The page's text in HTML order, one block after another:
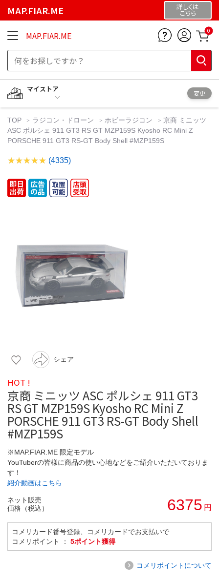
MAP.FIAR.ME 詳しくは
こちら
MAP.FIAR.ME 0
マイストア
変更
TOP ラジコン・ドローン ホビーラジコン
京商 ミニッツ
ASC ポルシェ 911 GT3 RS GT MZP159S Kyosho RC Mini Z
PORSCHE 911 GT3 RS-GT Body Shell #MZP159S
(4335)
シェア
HOT !
京商 ミニッツ ASC ポルシェ 911 GT3
RS GT MZP159S Kyosho RC Mini Z
PORSCHE 911 GT3 RS-GT Body Shell
#MZP159S
※MAP.FIAR.ME 限定モデル
YouTuberの皆様に商品の使い心地などをご紹介いただいておりま
す！
紹介動画はこちら
ネット販売
価格（税込）
6375 円
コメリカード番号登録、コメリカードでお支払いで
コメリポイント ： 5ポイント獲得
コメリポイントについて